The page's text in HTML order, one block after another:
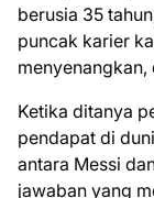
berusia 35
puncak karier
Ketika ditanya
pendapat di
antara Messi
jawaban yang